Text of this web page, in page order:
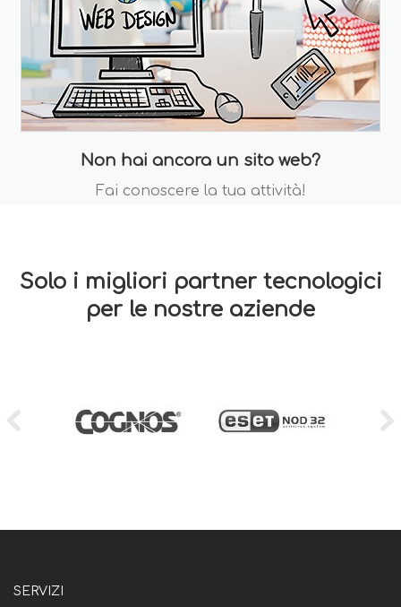
Non hai ancora un sito web?
Fai conoscere la tua attività!
Solo i migliori partner tecnologici
per le nostre aziende
SERVIZI